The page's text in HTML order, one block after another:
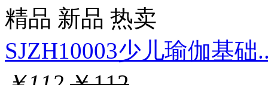
精品 新品 热卖
SJZH10003少儿瑜伽基础